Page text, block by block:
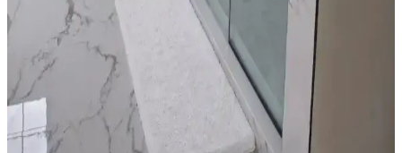
Sarı mutfaklarda dolap rengi seçimi, mekanın aydınlığı, temizlik
kolaylığı ve estetik görünümü etkiler. Beyaz dolaplar ferah ve
kullanışlı, siyah dolaplar ise şık ancak temizlik gerektirir. Duvar
renkleri ve aydınlatma da önemlidir.
Yatak Odası Dekorasyonunda Renk, Mobilya ve
Aksesuarlarla Denge Sağlama Yöntemleri